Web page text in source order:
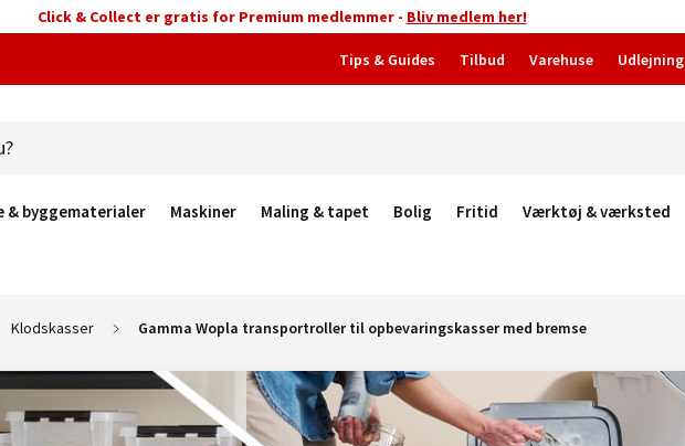
Click & Collect er gratis for Premium medlemmer - Bliv medlem her!
Tips & Guides Tilbud Varehuse Udlejning
& byggematerialer Maskiner Maling & tapet Bolig Fritid Værktøj & værksted
Klodskasser Gamma Wopla transportroller til opbevaringskasser med bremse